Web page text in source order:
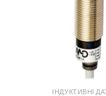
ІНДУКТИВНІ